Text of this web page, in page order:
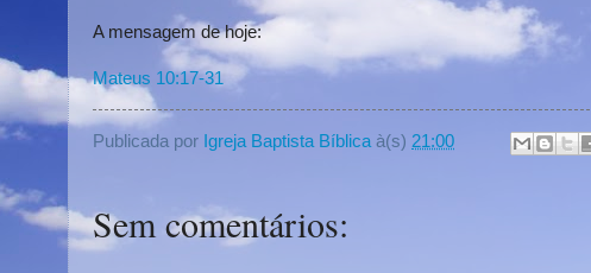
A mensagem de hoje:
Mateus 10:17-31
Publicada por Igreja Baptista Bíblica à(s) 21:00
Sem comentários: